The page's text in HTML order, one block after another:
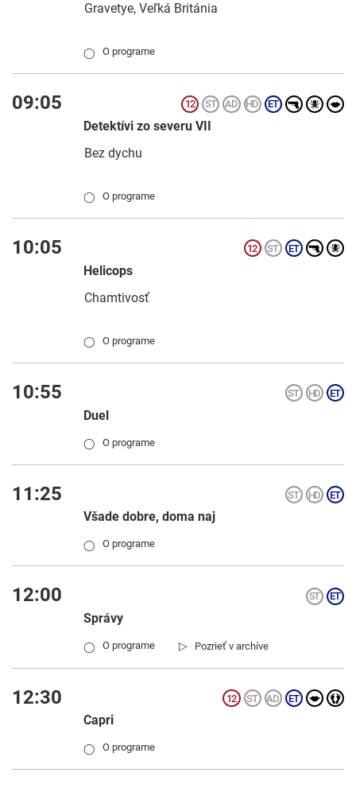
Gravetye, Veľká Británia
◯ O programe
09:05
Detektívi zo severu VII
Bez dychu
◯ O programe
10:05
Helicops
Chamtivosť
◯ O programe
10:55
Duel
◯ O programe
11:25
Všade dobre, doma naj
◯ O programe
12:00
Správy
▷ Pozrieť v archíve
◯ O programe
12:30
Capri
◯ O programe